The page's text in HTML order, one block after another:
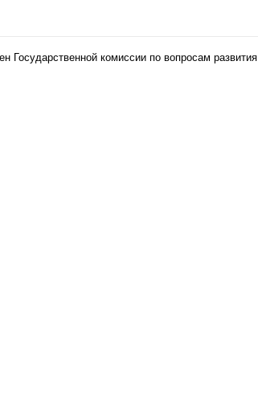
Государственной комиссии по вопросам развития